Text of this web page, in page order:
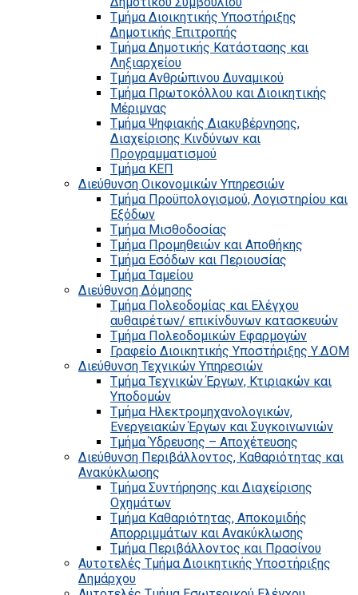
Τμήμα Διοικητικής Υποστήριξης
Δημοτικής Επιτροπής
Τμήμα Δημοτικής Κατάστασης και
Ληξιαρχείου
Τμήμα Ανθρώπινου Δυναμικού
Τμήμα Πρωτοκόλλου και Διοικητικής
Μέριμνας
Τμήμα Ψηφιακής Διακυβέρνησης,
Διαχείρισης Κινδύνων και
Προγραμματισμού
Τμήμα ΚΕΠ
Διεύθυνση Οικονομικών Υπηρεσιών
Τμήμα Προϋπολογισμού, Λογιστηρίου και
Εξόδων
Τμήμα Μισθοδοσίας
Τμήμα Προμηθειών και Αποθήκης
Τμήμα Εσόδων και Περιουσίας
Τμήμα Ταμείου
Διεύθυνση Δόμησης
Τμήμα Πολεοδομίας και Ελέγχου
αυθαιρέτων/ επικίνδυνων κατασκευών
Τμήμα Πολεοδομικών Εφαρμογών
Γραφείο Διοικητικής Υποστήριξης Υ.ΔΟΜ
Διεύθυνση Τεχνικών Υπηρεσιών
Τμήμα Τεχνικών Έργων, Κτιριακών και
Υποδομών
Τμήμα Ηλεκτρομηχανολογικών,
Ενεργειακών Έργων και Συγκοινωνιών
Τμήμα Ύδρευσης – Αποχέτευσης
Διεύθυνση Περιβάλλοντος, Καθαριότητας και
Ανακύκλωσης
Τμήμα Συντήρησης και Διαχείρισης
Οχημάτων
Τμήμα Καθαριότητας, Αποκομιδής
Απορριμμάτων και Ανακύκλωσης
Τμήμα Περιβάλλοντος και Πρασίνου
Αυτοτελές Τμήμα Διοικητικής Υποστήριξης
Δημάρχου